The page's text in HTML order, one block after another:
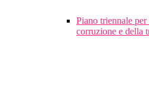
Piano triennale
corruzione e della